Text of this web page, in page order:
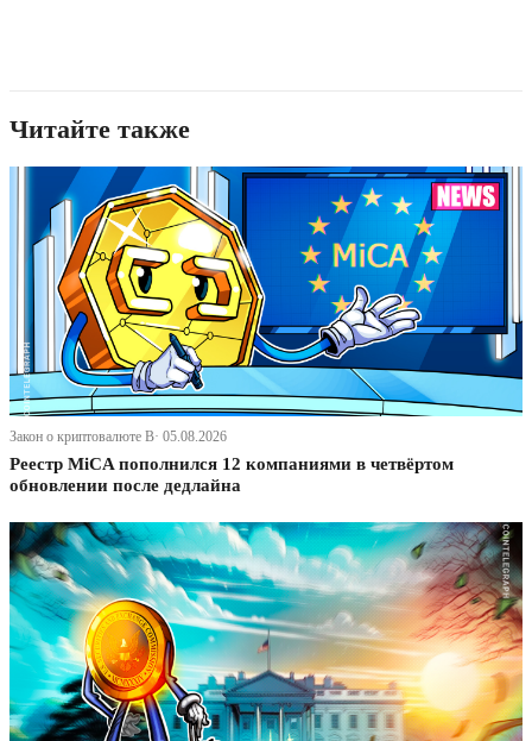
Читайте также
Закон о криптовалюте В· 05.08.2026
Реестр MiCA пополнился 12 компаниями в четвёртом
обновлении после дедлайна